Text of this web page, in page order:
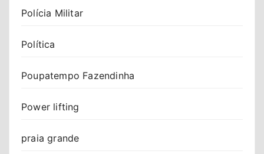
Polícia Militar
Política
Poupatempo Fazendinha
Power lifting
praia grande